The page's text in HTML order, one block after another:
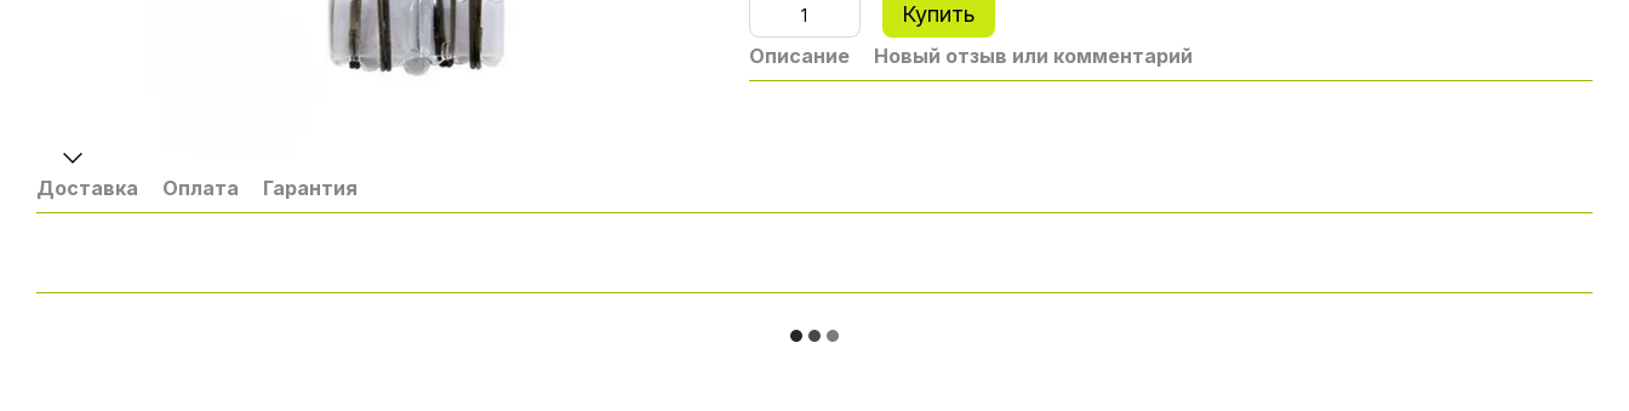
Купить
Описание Новый отзыв или комментарий
Доставка Оплата Гарантия